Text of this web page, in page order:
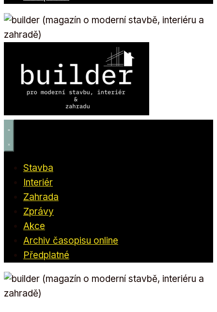
Stavba
Interiér
Zahrada
Zprávy
Akce
Archiv časopisu online
Předplatné